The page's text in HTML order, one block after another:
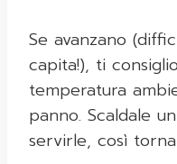
Se avanzano
capita!), ti
temperatura
panno. Scaldale
servirle, così